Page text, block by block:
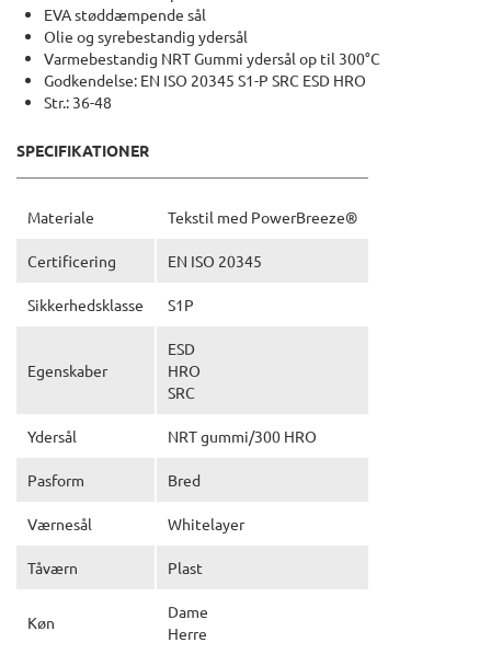
EVA støddæmpende sål
Olie og syrebestandig ydersål
Varmebestandig NRT Gummi ydersål op til 300°C
Godkendelse: EN ISO 20345 S1-P SRC ESD HRO
Str.: 36-48
SPECIFIKATIONER
Materiale Tekstil med PowerBreeze®
Certificering EN ISO 20345
Sikkerhedsklasse S1P
Egenskaber
ESD
HRO
SRC
Ydersål NRT gummi/300 HRO
Pasform Bred
Værnesål Whitelayer
Tåværn Plast
Køn
Dame
Herre